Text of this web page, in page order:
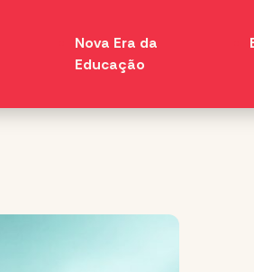
Nova Era da
Educação